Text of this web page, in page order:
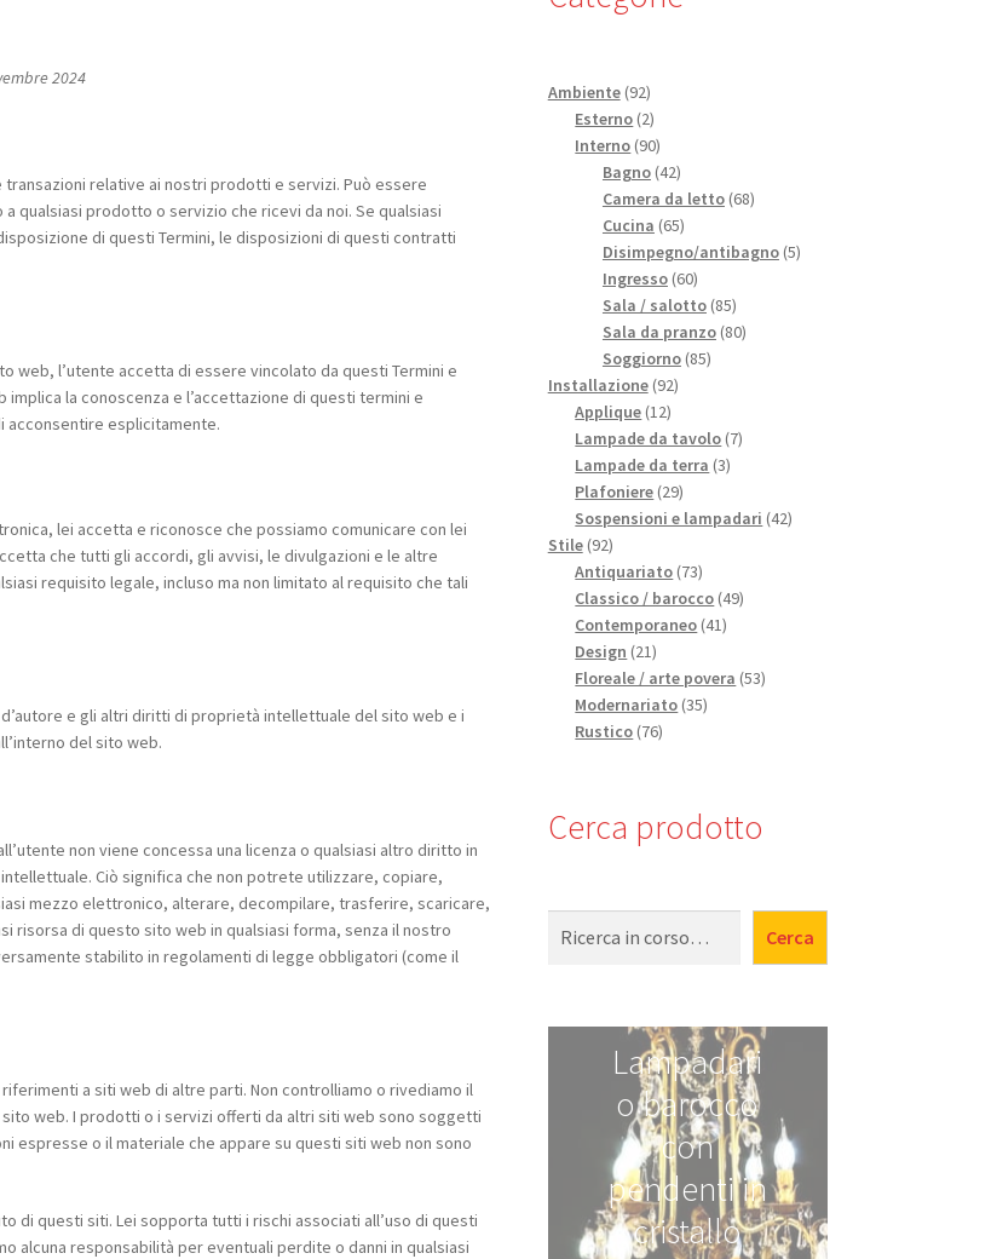
2024
relative ai nostri prodotti e servizi. Può essere
qualsiasi prodotto o servizio che ricevi da noi. Se qualsiasi
di questi Termini, le disposizioni di questi contratti
web, l’utente accetta di essere vincolato da questi Termini e
la conoscenza e l’accettazione di questi termini e
acconsentire esplicitamente.
lei accetta e riconosce che possiamo comunicare con lei
che tutti gli accordi, gli avvisi, le divulgazioni e le altre
requisito legale, incluso ma non limitato al requisito che tali
e gli altri diritti di proprietà intellettuale del sito web e i
del sito web.
non viene concessa una licenza o qualsiasi altro diritto in
Ciò significa che non potrete utilizzare, copiare,
mezzo elettronico, alterare, decompilare, trasferire, scaricare,
di questo sito web in qualsiasi forma, senza il nostro
stabilito in regolamenti di legge obbligatori (come il
a siti web di altre parti. Non controlliamo o rivediamo il
web. I prodotti o i servizi offerti da altri siti web sono soggetti
espresse o il materiale che appare su questi siti web non sono
di questi siti. Lei sopporta tutti i rischi associati all’uso di questi
alcuna responsabilità per eventuali perdite o danni in qualsiasi
Ambiente 9292
prodotti
Esterno 22
prodotti
Interno 9090
prodotti
Bagno 4242
prodotti
Camera da letto 6868
Cucina 6565
prodotti
Disimpegno/antibagno 55
Ingresso 6060
prodotti
Sala / salotto 8585
prodotti
Sala da pranzo 8080
Soggiorno 8585
Installazione 9292
Applique 1212
prodotti
Lampade da tavolo 77
Lampade da terra 33
Plafoniere 2929
prodotti
Sospensioni e lampadari 4242
Stile 9292
prodotti
Antiquariato 7373
prodotti
Classico / barocco 4949
Contemporaneo 4141
Design 2121
prodotti
Floreale / arte povera 5353
Modernariato 3535
Rustico 7676
Cerca prodotto
Cerca
Lampadari
o barocco
con
pendenti in
cristallo